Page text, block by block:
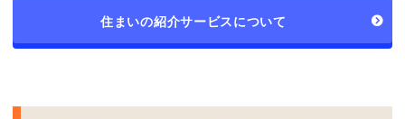
住まいの紹介サービスについて